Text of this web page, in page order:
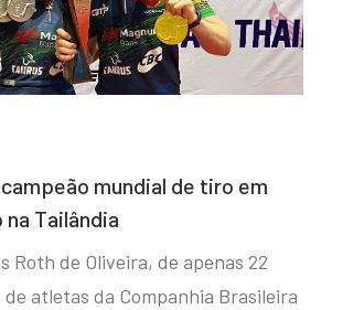
mundial de tiro em
Tailândia
Roth de Oliveira, de apenas 22
atletas da Companhia Brasileira